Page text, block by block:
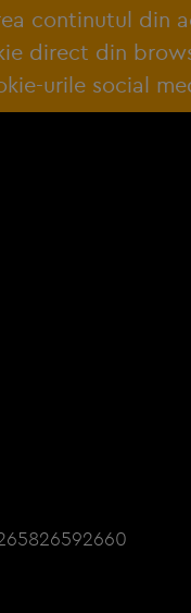
continutul din
direct din
urile social
26592660